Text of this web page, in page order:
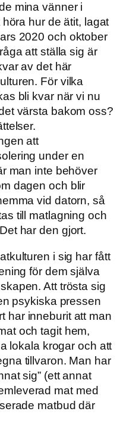
mina vänner i
hur de ätit, lagat
2020 och oktober
att ställa sig är
av det här
För vilka
bli kvar när vi nu
värsta bakom oss?
att
under en
man inte behöver
dagen och blir
vid datorn, så
till matlagning och
har den gjort.
i sig har fått
för dem själva
Att trösta sig
psykiska pressen
har inneburit att man
och tagit hem,
lokala krogar och att
tillvaron. Man har
sig” (ett annat
mat med
matbud där